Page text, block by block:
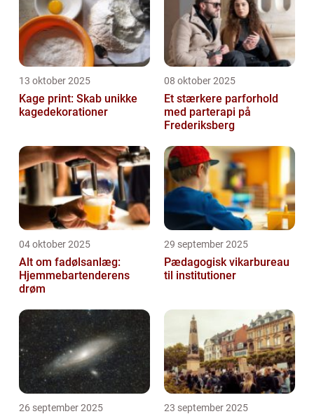
13 oktober 2025
Kage print: Skab unikke
kagedekorationer
08 oktober 2025
Et stærkere parforhold
med parterapi på
Frederiksberg
04 oktober 2025
Alt om fadølsanlæg:
Hjemmebartenderens
drøm
29 september 2025
Pædagogisk vikarbureau
til institutioner
26 september 2025 23 september 2025